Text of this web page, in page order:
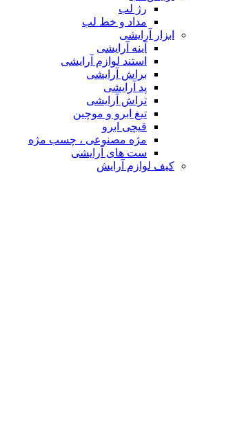
رژ لب
مداد و خط لب
ابزار آرایشی
آینه آرایشی
استند لوازم آرایشی
براش آرایشی
پد آرایشی
تراش آرایشی
تیغ ابرو و موچین
قیچی ابرو
مژه مصنوعی ، چسب مژه
ست های آرایشی
کیف لوازم آرایش